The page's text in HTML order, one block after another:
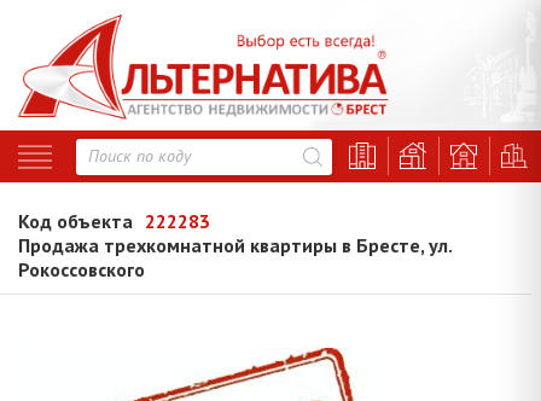
Код объекта 222283
Продажа трехкомнатной квартиры в Бресте, ул.
Рокоссовского